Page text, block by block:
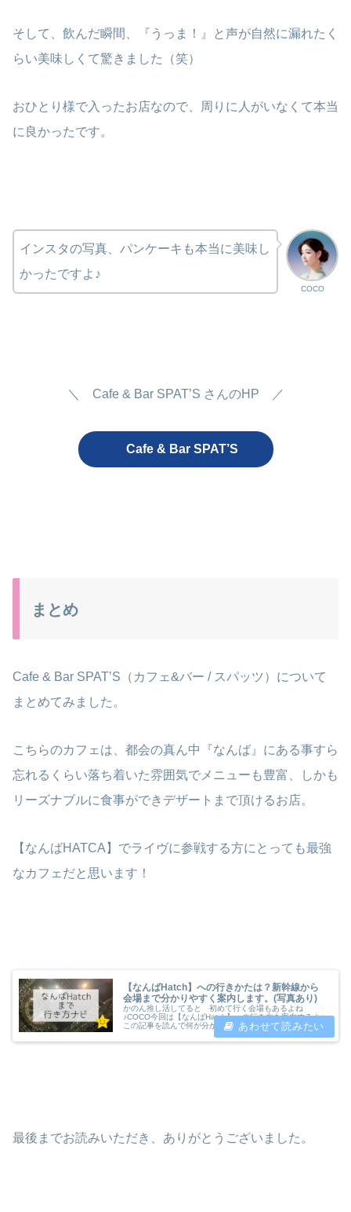
そして、飲んだ瞬間、『うっま！』と声が自然に漏れたく
らい美味しくて驚きました（笑）
おひとり様で入ったお店なので、周りに人がいなくて本当
に良かったです。
COCO
インスタの写真、パンケーキも本当に美味し
かったですよ♪
＼ Cafe & Bar SPAT’S さんのHP ／
Cafe & Bar SPAT’S
まとめ
Cafe & Bar SPAT’S（カフェ&バー / スパッツ）について
まとめてみました。
こちらのカフェは、都会の真ん中『なんば』にある事すら
忘れるくらい落ち着いた雰囲気でメニューも豊富、しかも
リーズナブルに食事ができデザートまで頂けるお店。
【なんばHATCA】でライヴに参戦する方にとっても最強
なカフェだと思います！
【なんばHatch】への行きかたは？新幹線から
会場まで分かりやすく案内します。(写真あり)
かのん推し活してると 初めて行く会場もあるよね
♪COCO今回は【なんばHatch】への行き方を案内するよ♪
この記事を読んで何が分かるの？ ・なんばHatchと
は？ ・新幹線から地下鉄を使っての移動ルート ・会場
の近くにカフェはあるの？ なん...
最後までお読みいただき、ありがとうございました。